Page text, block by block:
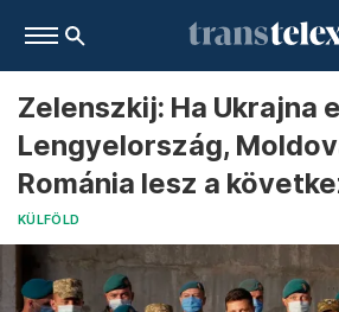
Zelenszkij: Ha Ukrajna
Lengyelország,
Románia lesz a
KÜLFÖLD